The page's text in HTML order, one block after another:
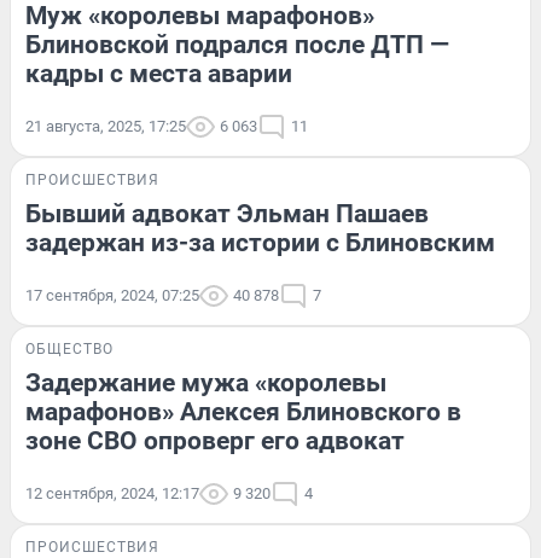
Муж «королевы марафонов»
Блиновской подрался после ДТП —
кадры с места аварии
21 августа, 2025, 17:25 6 063 11
ПРОИСШЕСТВИЯ
Бывший адвокат Эльман Пашаев
задержан из-за истории с Блиновским
17 сентября, 2024, 07:25 40 878 7
ОБЩЕСТВО
Задержание мужа «королевы
марафонов» Алексея Блиновского в
зоне СВО опроверг его адвокат
12 сентября, 2024, 12:17 9 320 4
ПРОИСШЕСТВИЯ